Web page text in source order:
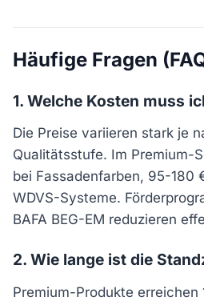
Häufige Fragen
1. Welche Kosten muss
Die Preise variieren stark je
Qualitätsstufe. Im Premium-
bei Fassadenfarben, 95-180
WDVS-Systeme.
BAFA BEG-EM reduzieren
2. Wie lange ist die
Premium-Produkte erreichen